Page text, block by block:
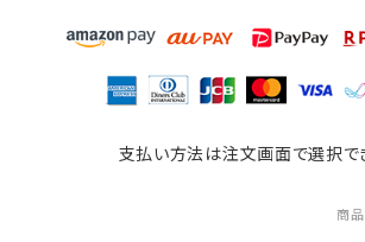
支払い方法は注文画面で選択で
商